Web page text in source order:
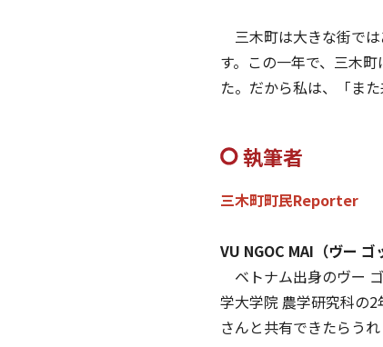
三木町は大きな街で
す。この一年で、三木
た。だから私は、「ま
執筆者
三木町町民Reporter
VU NGOC MAI（ヴー ゴ
ベトナム出身のヴー
学大学院 農学研究科の
さんと共有できたらうれ